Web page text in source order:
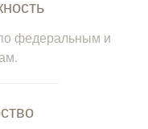
федеральным и